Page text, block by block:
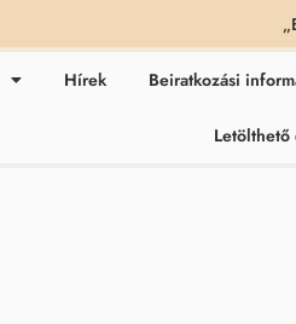
Hírek Beiratkozási
Letölthető